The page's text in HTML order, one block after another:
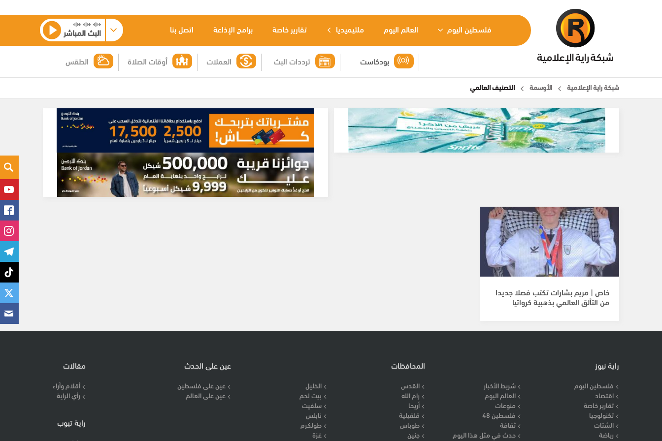
فلسطين اليوم العالم اليوم ملتيميديا تقارير خاصة برامج الإذاعة اتصل بنا البث المباشر
الطقس أوقات الصلاة العملات ترددات البث بودكاست
شبكة راية الإعلامية الأوسمة التصنيف العالمي
خاص | مريم بشارات تكتب فصلا جديدا
من التألق العالمي بذهبية كرواتيا
راية نيوز
فلسطين اليوم
شريط الأخبار
اقتصاد
العالم اليوم
تقارير خاصة
منوعات
تكنولوجيا
فلسطين 48
الشتات
ثقافة
رياضة
حدث في مثل هذا اليوم
المحافظات
القدس
الخليل
رام الله
بيت لحم
أريحا
سلفيت
قلقيلية
نابلس
طوباس
طولكرم
جنين
غزة
عين على الحدث
عين على فلسطين
عين على العالم
مقالات
أقلام وآراء
رأي الراية
راية تيوب